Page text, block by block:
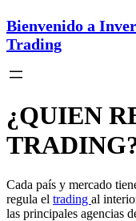
Bienvenido a
Trading
¿QUIEN
Cada país y mercado
regula el trading al
las principales agencias